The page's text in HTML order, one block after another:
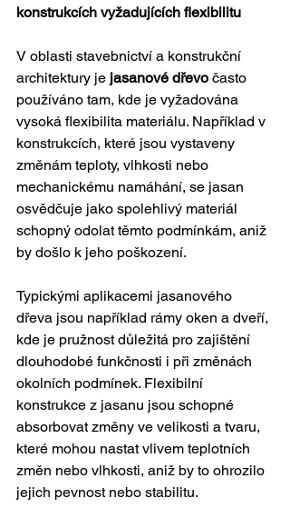
konstrukcích vyžadujících flexibilitu
V oblasti stavebnictví a konstrukční
architektury je jasanové dřevo často
používáno tam, kde je vyžadována
vysoká flexibilita materiálu. Například v
konstrukcích, které jsou vystaveny
změnám teploty, vlhkosti nebo
mechanickému namáhání, se jasan
osvědčuje jako spolehlivý materiál
schopný odolat těmto podmínkám, aniž
by došlo k jeho poškození.
Typickými aplikacemi jasanového
dřeva jsou například rámy oken a dveří,
kde je pružnost důležitá pro zajištění
dlouhodobé funkčnosti i při změnách
okolních podmínek. Flexibilní
konstrukce z jasanu jsou schopné
absorbovat změny ve velikosti a tvaru,
které mohou nastat vlivem teplotních
změn nebo vlhkosti, aniž by to ohrozilo
jejich pevnost nebo stabilitu.